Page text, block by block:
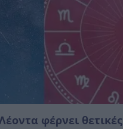
φέρνει θετικές